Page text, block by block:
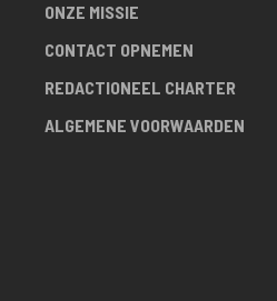
ONZE MISSIE
CONTACT OPNEMEN
REDACTIONEEL CHARTER
ALGEMENE VOORWAARDEN